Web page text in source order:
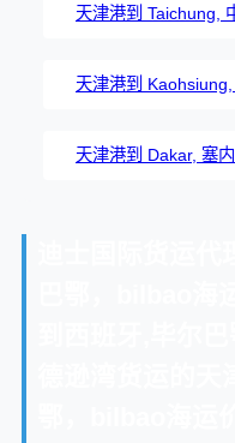
天津港到 Taichung,
天津港到
天津港到 Dakar, 塞